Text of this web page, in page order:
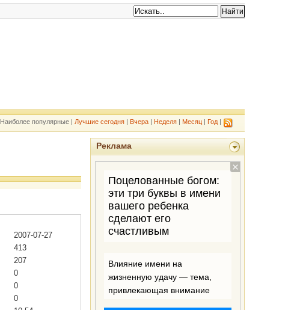
Наиболее популярные | Лучшие сегодня| Вчера| Неделя| Месяц| Год|
2007-07-27
413
207
0
0
0
Реклама